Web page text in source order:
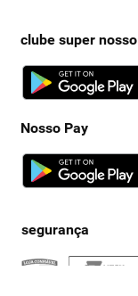
clube super nosso
Nosso Pay